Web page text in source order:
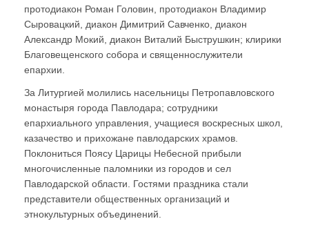
протодиакон Роман Головин, протодиакон Владимир
Сыровацкий, диакон Димитрий Савченко, диакон
Александр Мокий, диакон Виталий Быструшкин; клирики
Благовещенского собора и священнослужители
епархии.
За Литургией молились насельницы Петропавловского
монастыря города Павлодара; сотрудники
епархиального управления, учащиеся воскресных школ,
казачество и прихожане павлодарских храмов.
Поклониться Поясу Царицы Небесной прибыли
многочисленные паломники из городов и сел
Павлодарской области. Гостями праздника стали
представители общественных организаций и
этнокультурных объединений.